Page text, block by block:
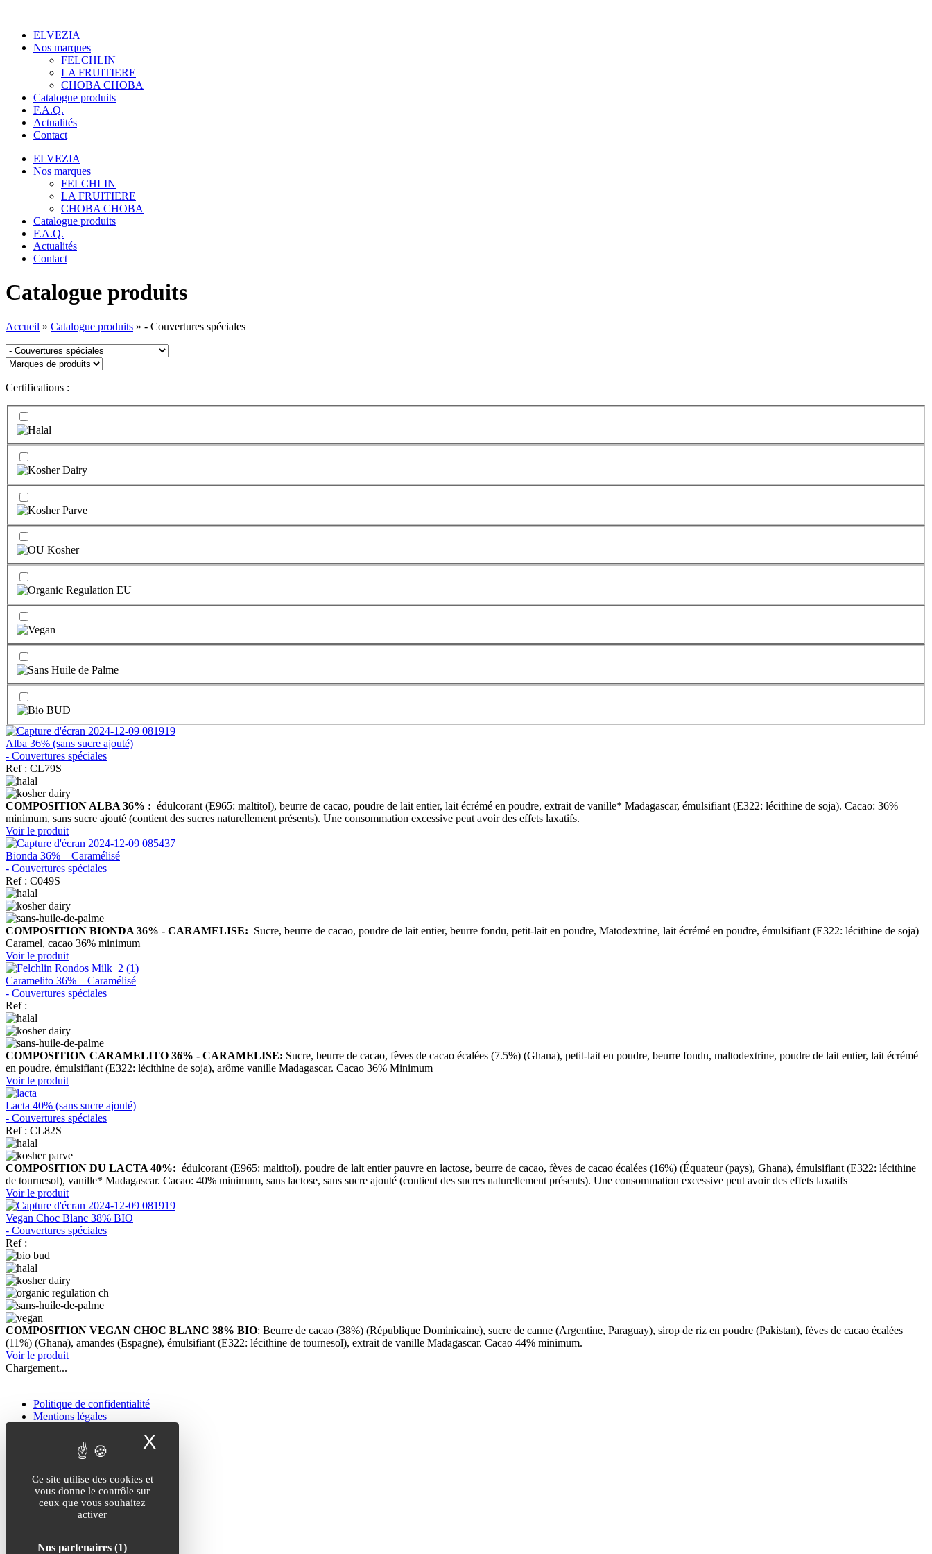
Ce site utilise des cookies et
vous donne le contrôle sur
ceux que vous souhaitez
activer
Nos partenaires (1)
X
contenuELVEZIA
Nos marques
FELCHLIN
LA FRUITIERE
CHOBA CHOBA
Catalogue produits
F.A.Q.
Actualités
Contact
ELVEZIA
Nos marques
FELCHLIN
LA FRUITIERE
CHOBA CHOBA
Catalogue produits
F.A.Q.
Actualités
Contact
Catalogue produits
Accueil » Catalogue produits » - Couvertures spéciales
Certifications :
Alba 36% (sans sucre ajouté)
- Couvertures spéciales
Ref : CL79S
COMPOSITION ALBA 36% : édulcorant (E965: maltitol), beurre de cacao, poudre de lait entier, lait écrémé en poudre, extrait de vanille* Madagascar, émulsifiant (E322: lécithine de soja). Cacao: 36%
minimum, sans sucre ajouté (contient des sucres naturellement présents). Une consommation excessive peut avoir des effets laxatifs.
Voir le produit
Bionda 36% – Caramélisé
- Couvertures spéciales
Ref : C049S
COMPOSITION BIONDA 36% - CARAMELISE: Sucre, beurre de cacao, poudre de lait entier, beurre fondu, petit-lait en poudre, Matodextrine, lait écrémé en poudre, émulsifiant (E322: lécithine de soja)
Caramel, cacao 36% minimum
Voir le produit
Caramelito 36% – Caramélisé
- Couvertures spéciales
Ref :
COMPOSITION CARAMELITO 36% - CARAMELISE: Sucre, beurre de cacao, fèves de cacao écalées (7.5%) (Ghana), petit-lait en poudre, beurre fondu, maltodextrine, poudre de lait entier, lait écrémé
en poudre, émulsifiant (E322: lécithine de soja), arôme vanille Madagascar. Cacao 36% Minimum
Voir le produit
Lacta 40% (sans sucre ajouté)
- Couvertures spéciales
Ref : CL82S
COMPOSITION DU LACTA 40%: édulcorant (E965: maltitol), poudre de lait entier pauvre en lactose, beurre de cacao, fèves de cacao écalées (16%) (Équateur (pays), Ghana), émulsifiant (E322: lécithine
de tournesol), vanille* Madagascar. Cacao: 40% minimum, sans lactose, sans sucre ajouté (contient des sucres naturellement présents). Une consommation excessive peut avoir des effets laxatifs
Voir le produit
Vegan Choc Blanc 38% BIO
- Couvertures spéciales
Ref :
COMPOSITION VEGAN CHOC BLANC 38% BIO: Beurre de cacao (38%) (République Dominicaine), sucre de canne (Argentine, Paraguay), sirop de riz en poudre (Pakistan), fèves de cacao écalées
(11%) (Ghana), amandes (Espagne), émulsifiant (E322: lécithine de tournesol), extrait de vanille Madagascar. Cacao 44% minimum.
Voir le produit
Chargement...
Politique de confidentialité
Mentions légales
Politique de confidentialité
Plan du site
Nos coordonnées
89300 Joigny